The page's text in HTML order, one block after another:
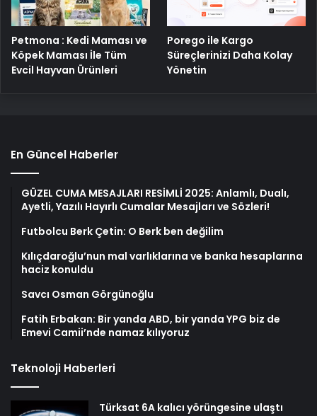
Petmona : Kedi Maması ve
Köpek Maması İle Tüm
Evcil Hayvan Ürünleri
Porego ile Kargo
Süreçlerinizi Daha Kolay
Yönetin
En Güncel Haberler
GÜZEL CUMA MESAJLARI RESİMLİ 2025: Anlamlı, Dualı,
Ayetli, Yazılı Hayırlı Cumalar Mesajları ve Sözleri!
Futbolcu Berk Çetin: O Berk ben değilim
Kılıçdaroğlu’nun mal varlıklarına ve banka hesaplarına
haciz konuldu
Savcı Osman Görgünoğlu
Fatih Erbakan: Bir yanda ABD, bir yanda YPG biz de
Emevi Camii’nde namaz kılıyoruz
Teknoloji Haberleri
Türksat 6A kalıcı yörüngesine ulaştı